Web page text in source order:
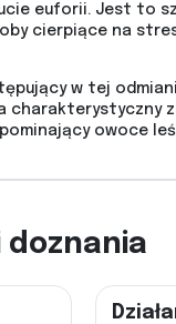
euforii. Jest to
cierpiące na
w tej
charakterystyczny
owoce
doznania